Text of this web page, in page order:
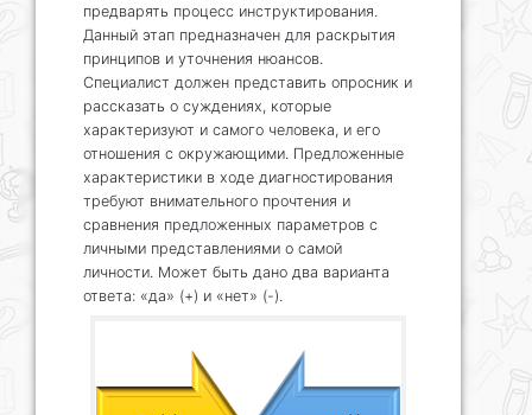
предварять процесс инструктирования.
Данный этап предназначен для раскрытия
принципов и уточнения нюансов.
Специалист должен представить опросник и
рассказать о суждениях, которые
характеризуют и самого человека, и его
отношения с окружающими. Предложенные
характеристики в ходе диагностирования
требуют внимательного прочтения и
сравнения предложенных параметров с
личными представлениями о самой
личности. Может быть дано два варианта
ответа: «да» (+) и «нет» (-).